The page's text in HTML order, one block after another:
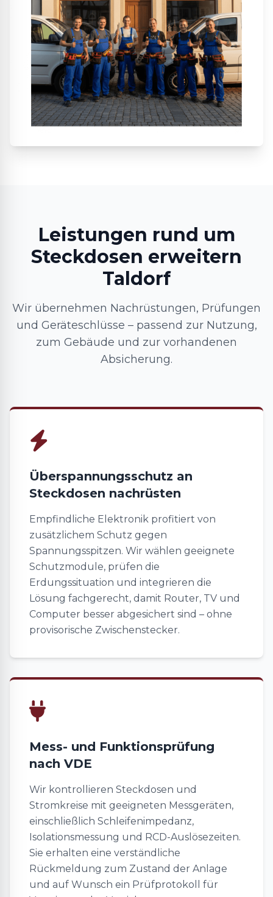
Leistungen rund um
Steckdosen erweitern
Taldorf
Wir übernehmen Nachrüstungen, Prüfungen
und Geräteschlüsse – passend zur Nutzung,
zum Gebäude und zur vorhandenen
Absicherung.
Überspannungsschutz an
Steckdosen nachrüsten
Empfindliche Elektronik profitiert von
zusätzlichem Schutz gegen
Spannungsspitzen. Wir wählen geeignete
Schutzmodule, prüfen die
Erdungssituation und integrieren die
Lösung fachgerecht, damit Router, TV und
Computer besser abgesichert sind – ohne
provisorische Zwischenstecker.
Mess- und Funktionsprüfung
nach VDE
Wir kontrollieren Steckdosen und
Stromkreise mit geeigneten Messgeräten,
einschließlich Schleifenimpedanz,
Isolationsmessung und RCD-Auslösezeiten.
Sie erhalten eine verständliche
Rückmeldung zum Zustand der Anlage
und auf Wunsch ein Prüfprotokoll für